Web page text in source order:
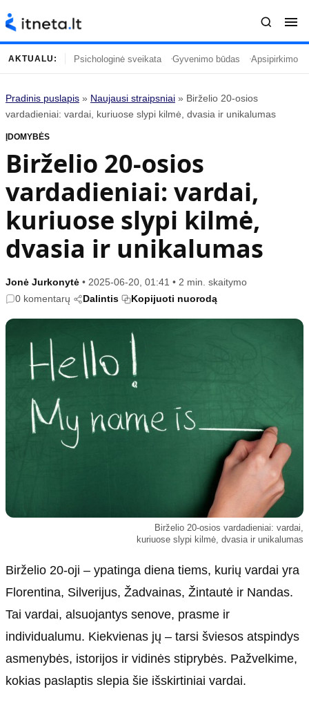
Turinys
Naujausi straipsniai
Gyvenimas
Mada
Mokslas
Namai ir interjeras
Temos
Kulinarija
Gyvenimo būdas
Vasaros mada
Tėvai ir vaikai
Populiaru
Sodas ir daržas
Sveikata ir grožis
Karjera
Psichologinė sveikata
Tvari mada
Informacija
Slapukų politika
Dirbtinis intelektas
AKTUALU: Psichologinė sveikata Gyvenimo būdas Apsipirkimo
Pradinis puslapis » Naujausi straipsniai » Birželio 20-osios
vardadieniai: vardai, kuriuose slypi kilmė, dvasia ir unikalumas
ĮDOMYBĖS
Birželio 20-osios
vardadieniai: vardai,
kuriuose slypi kilmė,
dvasia ir unikalumas
Jonė Jurkonytė • 2025-06-20, 01:41 • 2 min. skaitymo
0 komentarų
Dalintis Kopijuoti nuorodą
Birželio 20-osios vardadieniai: vardai,
kuriuose slypi kilmė, dvasia ir unikalumas
Birželio 20-oji – ypatinga diena tiems, kurių vardai yra
Florentina, Silverijus, Žadvainas, Žintautė ir Nandas.
Tai vardai, alsuojantys senove, prasme ir
individualumu. Kiekvienas jų – tarsi šviesos atspindys
asmenybės, istorijos ir vidinės stiprybės. Pažvelkime,
kokias paslaptis slepia šie išskirtiniai vardai.